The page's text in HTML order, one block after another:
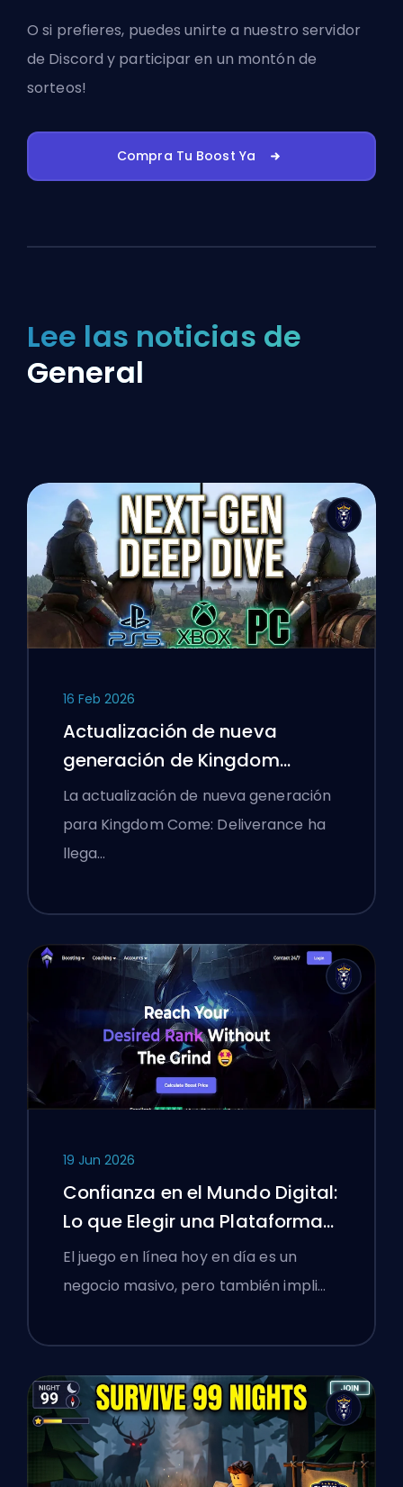
O si prefieres, puedesunirte a nuestro servidor
de Discord y participar en un montón de
sorteos!
Compra Tu Boost Ya
Lee las noticias de
General
16 Feb 2026
Actualización de nueva
generación de Kingdom
Come: Deliverance: Un análisis
profundo
La actualización de nueva generación
para Kingdom Come: Deliverance ha
llega…
19 Jun 2026
Confianza en el Mundo Digital:
Lo que Elegir una Plataforma
de Boosting Enseñó a los
Gamers Polacos sobre
El juego en línea hoy en día es un
negocio masivo, pero también impli…